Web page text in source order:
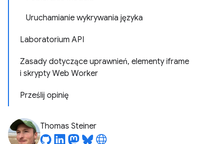
Uruchamianie wykrywania języka
Laboratorium API
Zasady dotyczące uprawnień, elementy iframe
i skrypty Web Worker
Prześlij opinię
Thomas Steiner